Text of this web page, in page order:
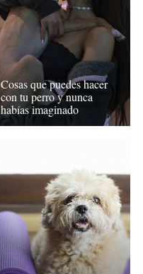
Cosas que puedes hacer
con tu perro y nunca
habías imaginado